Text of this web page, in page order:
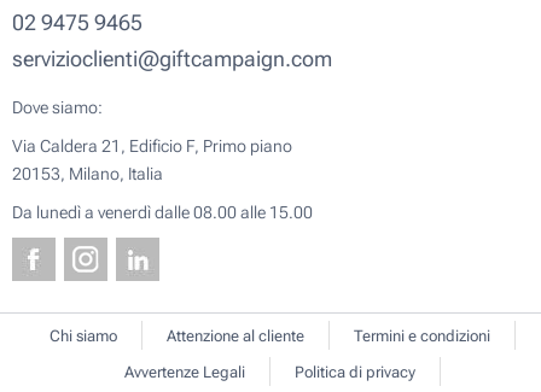
02 9475 9465
servizioclienti@giftcampaign.com
Dove siamo:
Via Caldera 21, Edificio F, Primo piano
20153, Milano, Italia
Da lunedì a venerdì dalle 08.00 alle 15.00
Chi siamo Attenzione al cliente
Termini e condizioni
Avvertenze Legali
Politica di privacy